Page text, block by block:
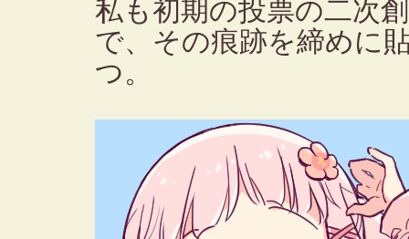
私も初期の投票の二次
で、その痕跡を締めに
つ。